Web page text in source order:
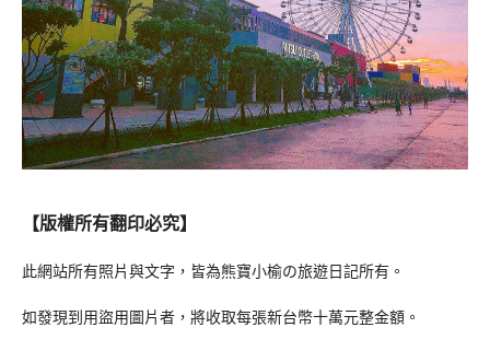
【版權所有翻印必究】
此網站所有照片與文字，皆為熊寶小榆の旅遊日記所有。
如發現到用盜用圖片者，將收取每張新台幣十萬元整金額。